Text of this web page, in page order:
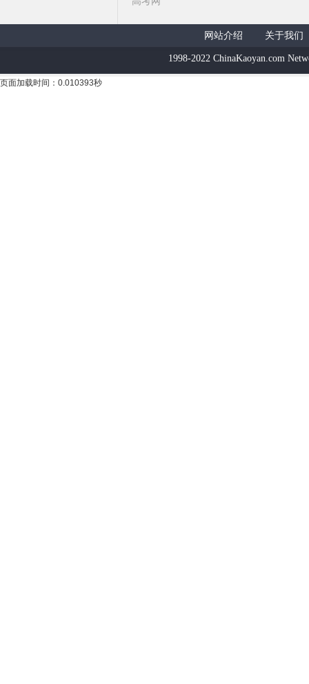
网站介绍 关于我们
1998-2022 ChinaKaoyan.com
页面加载时间：0.010393秒